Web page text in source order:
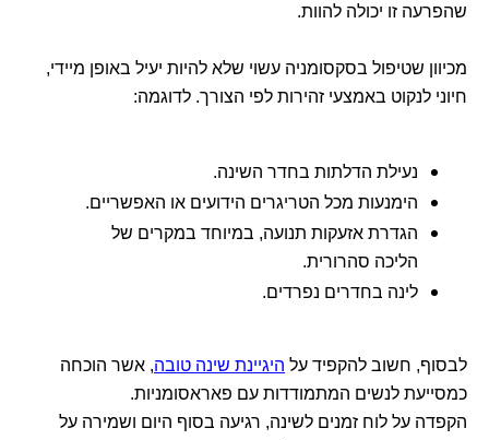
שהפרעה זו יכולה להוות.
מכיוון שטיפול בסקסומניה עשוי שלא להיות יעיל באופן מיידי,
חיוני לנקוט באמצעי זהירות לפי הצורך. לדוגמה:
נעילת הדלתות בחדר השינה.
הימנעות מכל הטריגרים הידועים או האפשריים.
הגדרת אזעקות תנועה, במיוחד במקרים של
הליכה סהרורית.
לינה בחדרים נפרדים.
לבסוף, חשוב להקפיד על היגיינת שינה טובה, אשר הוכחה
כמסייעת לנשים המתמודדות עם פאראסומניות.
הקפדה על לוח זמנים לשינה, רגיעה בסוף היום ושמירה על